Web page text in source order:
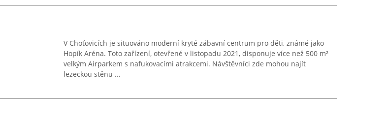
V Choťovicích je situováno moderní kryté zábavní centrum pro děti, známé jako
Hopík Aréna. Toto zařízení, otevřené v listopadu 2021, disponuje více než 500 m²
velkým Airparkem s nafukovacími atrakcemi. Návštěvníci zde mohou najít
lezeckou stěnu ...